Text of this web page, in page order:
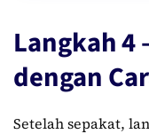
Langkah
dengan
Setelah sepakat,